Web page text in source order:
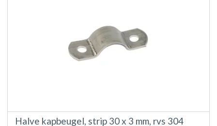
Halve kapbeugel, strip 30 x 3 mm, rvs 304